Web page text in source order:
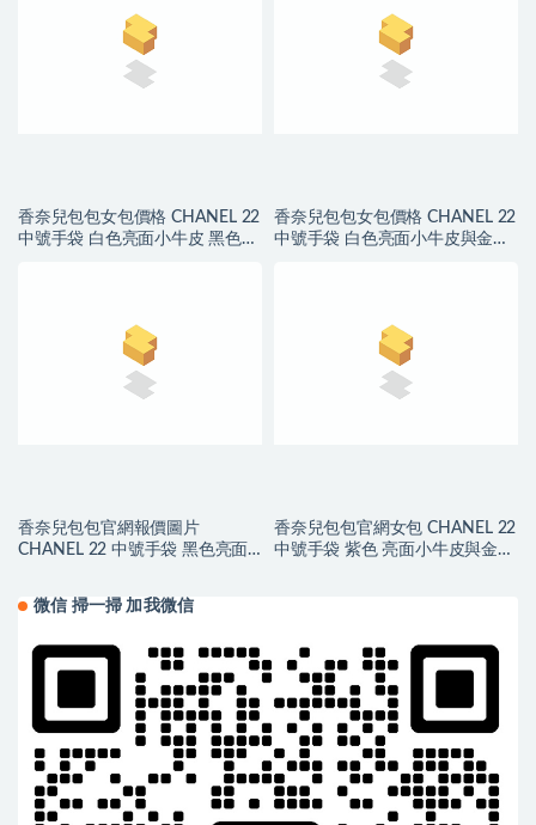
香奈兒包包女包價格 CHANEL 22
中號手袋 白色亮面小牛皮 黑色
香奈兒包包女包價格 CHANEL 22
中號手袋 白色亮面小牛皮與金色
香奈兒包包官網報價圖片
CHANEL 22 中號手袋 黑色亮面
香奈兒包包官網女包 CHANEL 22
中號手袋 紫色 亮面小牛皮與金色
微信 掃一掃 加我微信